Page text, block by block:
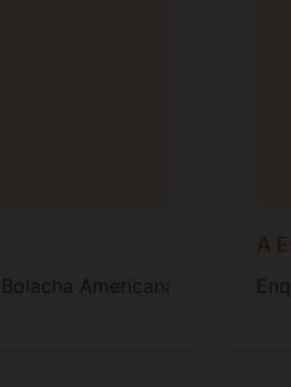
Americana, em
A